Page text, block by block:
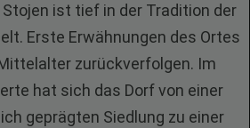
ist tief in der Tradition der
Erste Erwähnungen des Ortes
zurückverfolgen. Im
hat sich das Dorf von einer
geprägten Siedlung zu einer